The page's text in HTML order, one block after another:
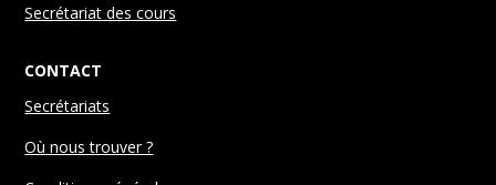
Secrétariat des cours
CONTACT
Secrétariats
Où nous trouver ?